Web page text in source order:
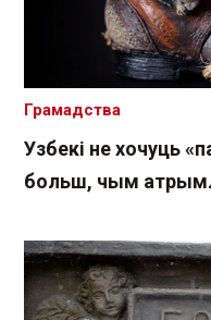
Узбекі не хочуць
больш, чым
Грамадства